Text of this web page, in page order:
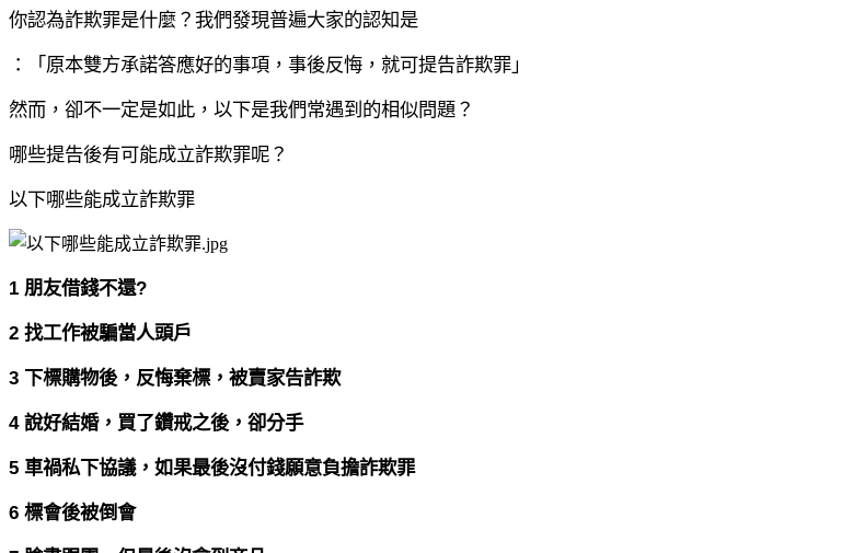
你認為詐欺罪是什麼？我們發現普遍大家的認知是
：「原本雙方承諾答應好的事項，事後反悔，就可提告詐欺罪」
然而，卻不一定是如此，以下是我們常遇到的相似問題？
哪些提告後有可能成立詐欺罪呢？
以下哪些能成立詐欺罪
1 朋友借錢不還?
2 找工作被騙當人頭戶
3 下標購物後，反悔棄標，被賣家告詐欺
4 說好結婚，買了鑽戒之後，卻分手
5 車禍私下協議，如果最後沒付錢願意負擔詐欺罪
6 標會後被倒會